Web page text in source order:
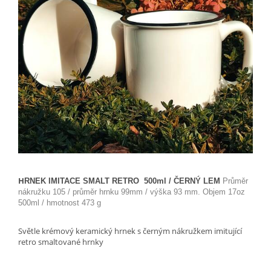
HRNEK IMITACE SMALT RETRO 500ml / ČERNÝ LEM Průměr
nákružku 105 / průměr hrnku 99mm / výška 93 mm. Objem 17oz
500ml / hmotnost 473 g
Světle krémový keramický hrnek s černým nákružkem imitující
retro smaltované hrnky